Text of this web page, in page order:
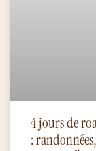
4 jours de
: